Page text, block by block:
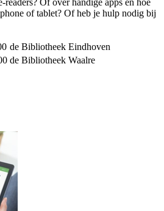
Of over handige apps en hoe
of tablet? Of heb je hulp nodig bij
de Bibliotheek Eindhoven
de Bibliotheek Waalre